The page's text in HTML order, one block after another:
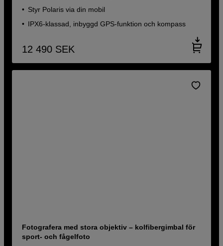
Styr Polaris via din mobil
IPX6-klassad, inbyggd GPS-funktion och kompass
12 490 SEK
Fotografera med stora objektiv – kolfibergimbal för
sport- och fågelfoto